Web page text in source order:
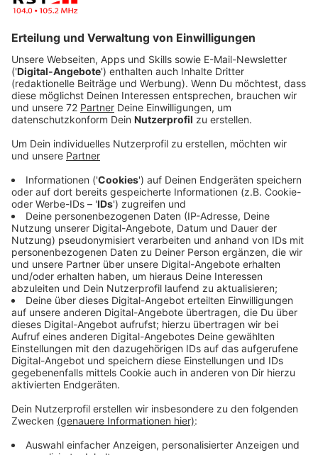
Veröffentlicht:
Wohnungsnot für Azubis und Senioren im
Kreis Steinfurt
Anzeige
Viele der rund 7.700 Auszubildenden im Kreis Steinfurt
wohnen noch bei ihren Eltern, weil sie sich keine eigene
Wohnung leisten können. Die IG BAU Münster-Rheine
kritisiert, dass neue Ausbildungsverträge oft daran
scheitern, dass Azubis keine bezahlbare Unterkunft in
der Nähe ihres Betriebs finden. Die Gewerkschaft
fordert deshalb, dass das Land Nordrhein-Westfalen
und der Bund den Bau von Azubi-Wohnungen gezielt
fördern. Auch Steueranreize für Betriebe, die
Wohnraum für Auszubildende schaffen, schlägt die
Gewerkschaft vor.
Sozialwohnungen: NRW braucht jährlich